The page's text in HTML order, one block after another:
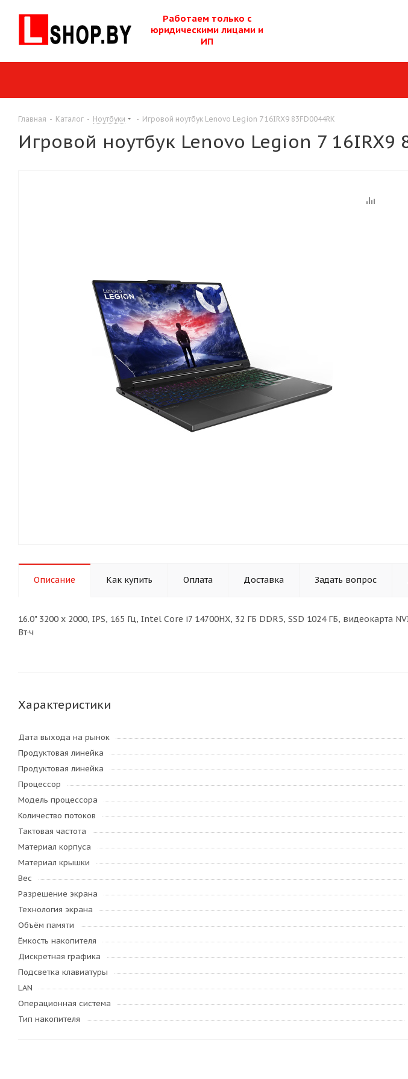
Работаем только с
юридическими лицами и
ИП
Главная - Каталог - Ноутбуки - Игровой ноутбук Lenovo Legion 7 16IRX9 83FD0044RK
Игровой ноутбук Lenovo Legion 7 16IRX9
Описание Как купить Оплата Доставка Задать вопрос
16.0" 3200 x 2000, IPS, 165 Гц, Intel Core i7 14700HX, 32 ГБ DDR5, SSD 1024 ГБ, видеокарта
Вт·ч
Характеристики
Дата выхода на рынок
Продуктовая линейка
Продуктовая линейка
Процессор
Модель процессора
Количество потоков
Тактовая частота
Материал корпуса
Материал крышки
Вес
Разрешение экрана
Технология экрана
Объём памяти
Ёмкость накопителя
Дискретная графика
Подсветка клавиатуры
LAN
Операционная система
Тип накопителя